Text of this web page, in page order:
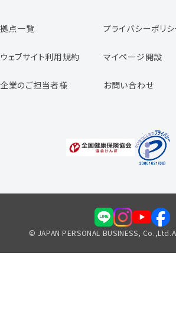
スタッフの声
専任コンサルタントの声
福利厚生のご案内
拠点一覧 プライバシーポリ
ウェブサイト利用規約 マイページ開設
企業のご担当者様 お問い合わせ
© JAPAN PERSONAL BUSINESS,